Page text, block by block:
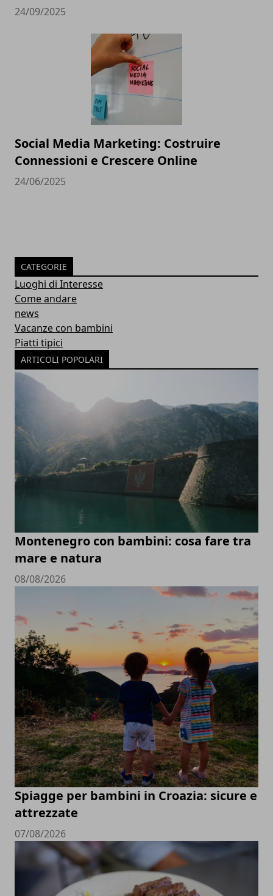
24/09/2025
Social Media Marketing: Costruire
Connessioni e Crescere Online
24/06/2025
CATEGORIE
Luoghi di Interesse
Come andare
news
Vacanze con bambini
Piatti tipici
ARTICOLI POPOLARI
Montenegro con bambini: cosa fare tra
mare e natura
08/08/2026
Spiagge per bambini in Croazia: sicure e
attrezzate
07/08/2026